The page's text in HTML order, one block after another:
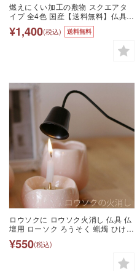
燃えにくい加工の敷物 スクエアタ
イプ 全4色 国産【送料無料】仏具
手元供養 供養 マット 難炎 防炎 仏
壇 仏壇マット 経机掛け 金襴 西陣織
京都 和柄 和風 ピンク かわいい お
¥1,400(税込) 送料無料
ロウソクに ロウソク火消し 仏具 仏
壇用 ローソク ろうそく 蝋燭 ひけし
メヤマ
¥550(税込)